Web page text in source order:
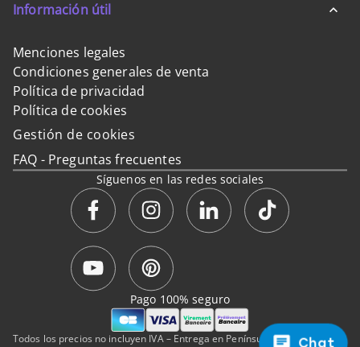
Chat
Información útil
Menciones legales
Condiciones generales de venta
Política de privacidad
Política de cookies
Gestión de cookies
FAQ - Preguntas frecuentes
Síguenos en las redes sociales
Todos los precios no incluyen IVA – Entrega en Península y Baleares.
Pago 100% seguro